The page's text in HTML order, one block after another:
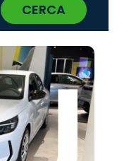
CERCA
›